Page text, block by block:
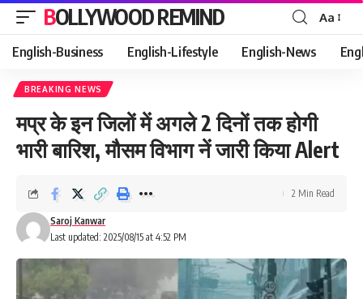
BOLLYWOOD REMIND
Font
Resizer
Aa
English-Business English-Lifestyle English-News
BREAKING NEWS
मप्र के इन जिलों में अगले 2 दिनों तक होगी
भारी बारिश, मौसम विभाग नें जारी किया Alert
Last updated: 2025/08/15 at 4:52 PM
Saroj Kanwar
2 Min Read